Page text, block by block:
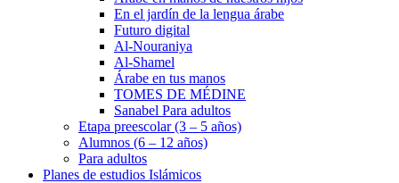
En el jardín de la lengua árabe
Futuro digital
Al-Nouraniya
Al-Shamel
Árabe en tus manos
TOMES DE MÉDINE
Sanabel Para adultos
Etapa preescolar (3 – 5 años)
Alumnos (6 – 12 años)
Para adultos
Planes de estudios Islámicos